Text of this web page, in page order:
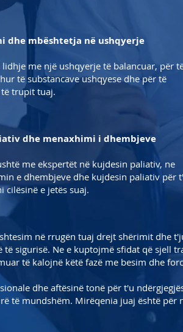
dhe mbështetja në ushqyerje
me një ushqyerje të balancuar, për
të substancave ushqyese dhe për të
trupit tuaj.
dhe menaxhimi i dhembjeve
me ekspertët në kujdesin paliativ, ne
e dhembjeve dhe kujdesin paliativ për
e jetës suaj.
në rrugën tuaj drejt shërimit dhe
sigurisë. Ne e kuptojmë sfidat që sjell
të kalojnë këtë fazë me besim dhe
dhe aftësinë tonë për t'u
të mundshëm. Mirëqenia juaj është për